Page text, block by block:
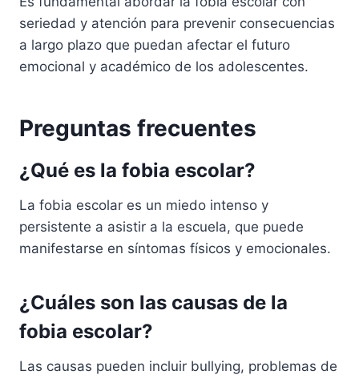
seriedad y atención para prevenir consecuencias
a largo plazo que puedan afectar el futuro
emocional y académico de los adolescentes.
Preguntas frecuentes
¿Qué es la fobia escolar?
La fobia escolar es un miedo intenso y
persistente a asistir a la escuela, que puede
manifestarse en síntomas físicos y emocionales.
¿Cuáles son las causas de la
fobia escolar?
Las causas pueden incluir bullying, problemas de